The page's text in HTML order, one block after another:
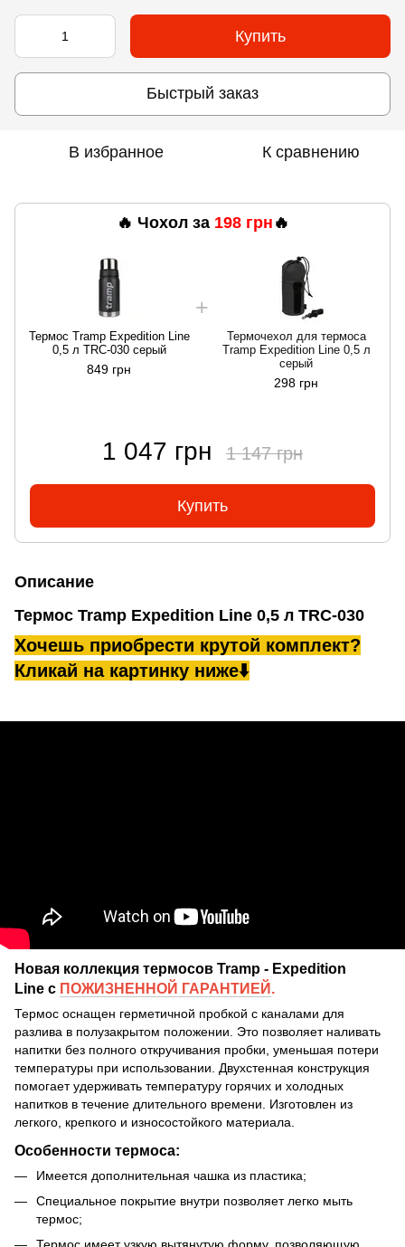
Купить
Быстрый заказ
В избранное К сравнению
🔥 Чохол за 198 грн 🔥
Термос Tramp Expedition Line
0,5 л TRC-030 серый
849 грн
Термочехол для термоса
Tramp Expedition Line 0,5 л
серый
298 грн
1 047 грн 1 147 грн
Купить
Описание
Термос Tramp Expedition Line 0,5 л TRC-030
Хочешь приобрести крутой комплект?
Кликай на картинку ниже⬇️
Новая коллекция термосов Tramp - Expedition
Line с ПОЖИЗНЕННОЙ ГАРАНТИЕЙ.
Термос оснащен герметичной пробкой с каналами для
разлива в полузакрытом положении. Это позволяет наливать
напитки без полного откручивания пробки, уменьшая потери
температуры при использовании. Двухстенная конструкция
помогает удерживать температуру горячих и холодных
напитков в течение длительного времени. Изготовлен из
легкого, крепкого и износостойкого материала.
Особенности термоса:
Имеется дополнительная чашка из пластика;
Специальное покрытие внутри позволяет легко мыть
термос;